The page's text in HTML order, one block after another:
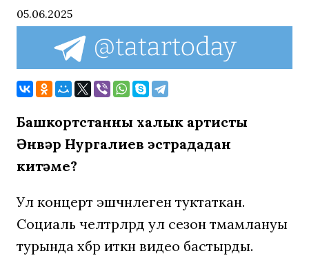
05.06.2025
Башкортстанның халык артисты
Әнвәр Нургалиев эстрададан
китәме?
Ул концерт эшчәнлеген туктаткан.
Социаль челтәрләрдә ул сезон тәмамлануы
турында хәбәр иткән видео бастырды.